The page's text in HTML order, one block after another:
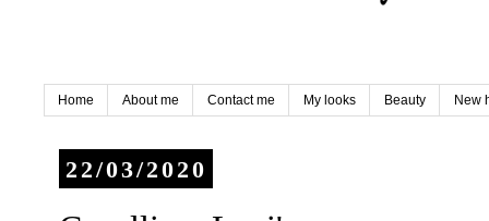
Home About me Contact me My looks Beauty New
22/03/2020